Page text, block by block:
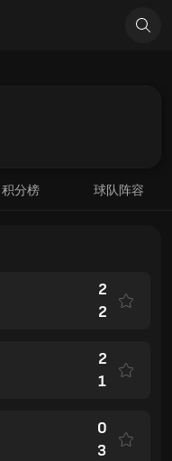
积分榜 球队阵容
2
2
2
1
0
3